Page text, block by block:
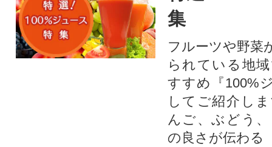
集
フルーツや野菜
られている地
すすめ『100%
してご紹介し
んご、ぶどう
の良さが伝わる